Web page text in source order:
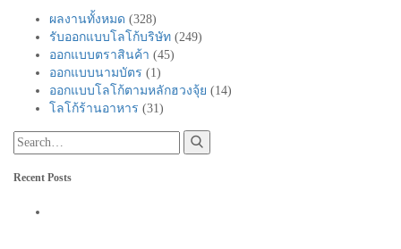
ผลงานทั้งหมด (328)
รับออกแบบโลโก้บริษัท (249)
ออกแบบตราสินค้า (45)
ออกแบบนามบัตร (1)
ออกแบบโลโก้ตามหลักฮวงจุ้ย (14)
โลโก้ร้านอาหาร (31)
Recent Posts